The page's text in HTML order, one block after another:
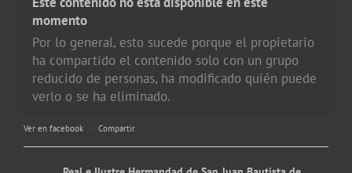
momento
Por lo general, esto sucede porque el propietario
ha compartido el contenido solo con un grupo
reducido de personas, ha modificado quién puede
verlo o se ha eliminado.
Ver en facebook · Compartir